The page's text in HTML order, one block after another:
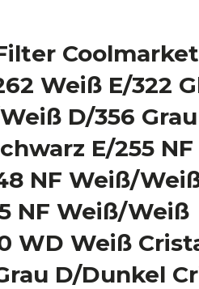
Coolmarket
Weiß E/322
D/356
E/255 NF
NF Weiß/
NF Weiß/Weiß
WD Weiß
D/Dunkel